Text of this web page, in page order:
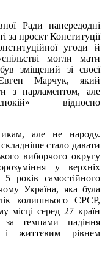
Ради напередодні
за проєкт Конституції
угоди й
могли мати
зміщений зі своєї
Марчук, який
з парламентом, але
відносно
але не народу.
стало давати
виборчого округу
у верхніх
років самостійного
Україна, яка була
колишнього СРСР,
місці серед 27 країн
темпами падіння
і життєвим рівнем